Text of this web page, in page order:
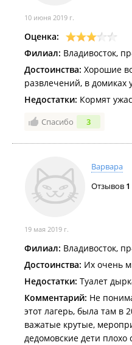
10 июня 2019 г.
Оценка:
Филиал: Владивосток,
Достоинства: Хорошие
развлечений, в домиках
Недостатки: Кормят
Спасибо 3
Варвара
Отзывов 1
19 мая 2019 г.
Филиал: Владивосток,
Достоинства: Их очень
Недостатки: Туалет
Комментарий: Не
этот лагерь, была там в
важатые крутые,
дедомовские дети плохо